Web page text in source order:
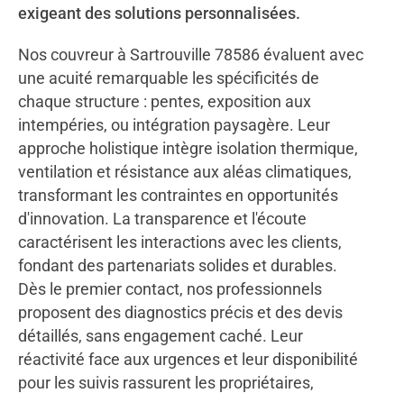
exigeant des solutions personnalisées.
Nos couvreur à Sartrouville 78586 évaluent avec
une acuité remarquable les spécificités de
chaque structure : pentes, exposition aux
intempéries, ou intégration paysagère. Leur
approche holistique intègre isolation thermique,
ventilation et résistance aux aléas climatiques,
transformant les contraintes en opportunités
d'innovation. La transparence et l'écoute
caractérisent les interactions avec les clients,
fondant des partenariats solides et durables.
Dès le premier contact, nos professionnels
proposent des diagnostics précis et des devis
détaillés, sans engagement caché. Leur
réactivité face aux urgences et leur disponibilité
pour les suivis rassurent les propriétaires,